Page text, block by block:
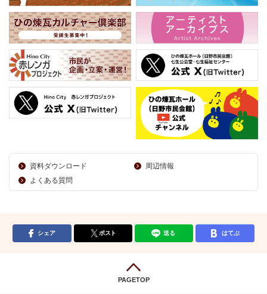
資料ダウンロード
周辺情報
よくある質問
シェア ポスト 送る はてぶ
PAGETOP